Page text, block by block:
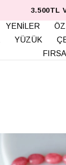
3.500TL
YENİLER
YÜZÜK